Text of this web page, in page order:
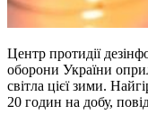
Центр протидії
оборони України
світла цієї зими.
20 годин на добу,